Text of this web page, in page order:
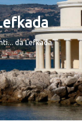
da Lefkada